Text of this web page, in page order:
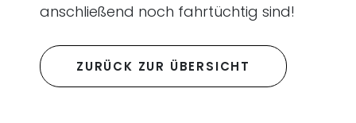
anschließend noch fahrtüchtig sind!
ZURÜCK ZUR ÜBERSICHT